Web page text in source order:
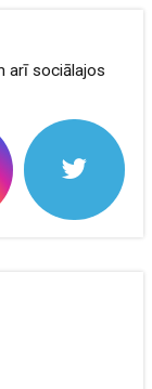
arī sociālajos